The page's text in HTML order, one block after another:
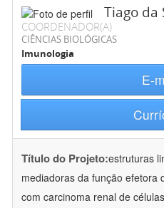
Tiago da
COORDENADOR(A)
CIÊNCIAS BIOLÓGICAS
Imunologia
E-
Título do Projeto:estruturas
mediadoras da função efetora
com carcinoma renal de